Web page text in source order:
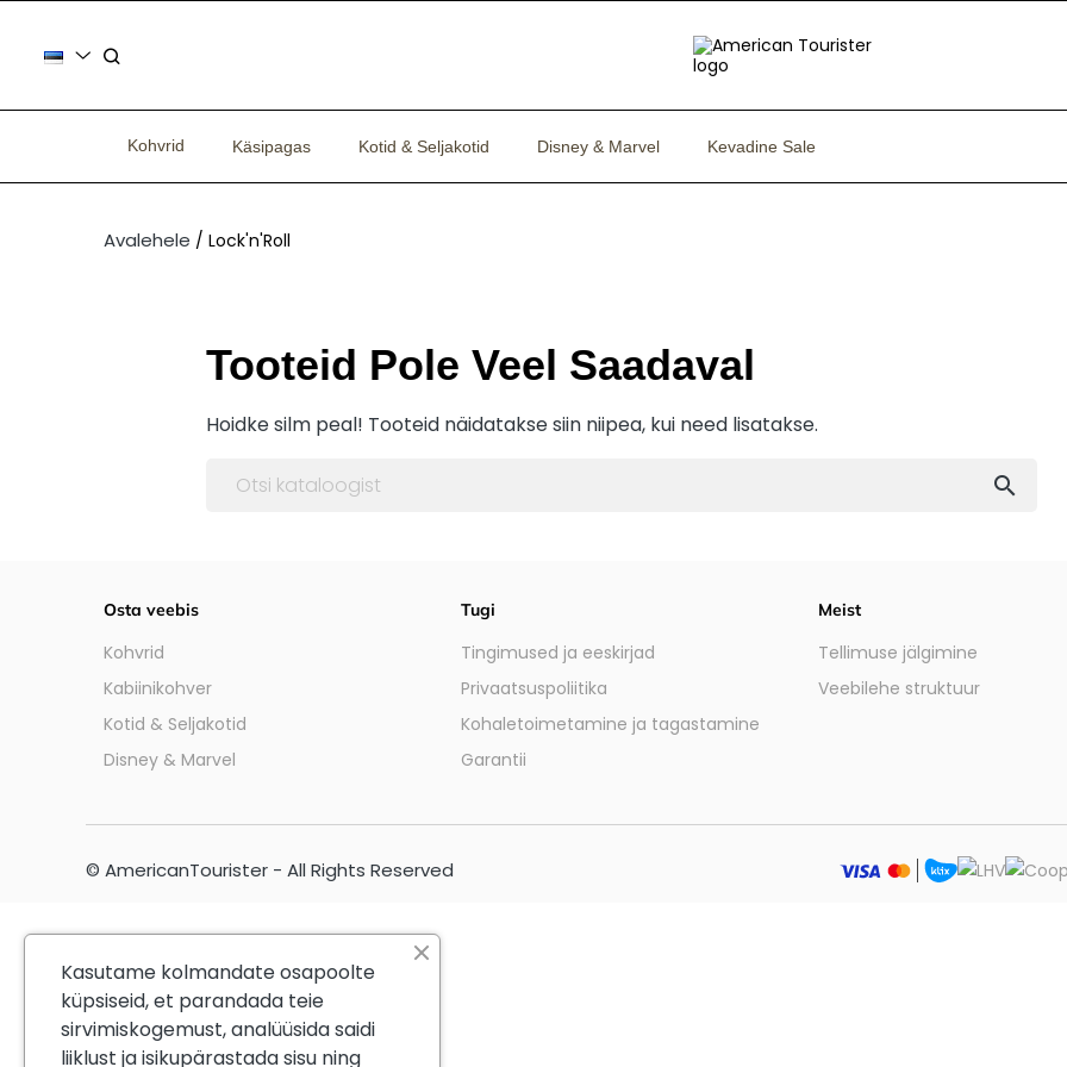
Kohvrid Käsipagas Kotid & Seljakotid Disney & Marvel Kevadine Sale
Avalehele Lock'n'Roll
Tooteid Pole Veel Saadaval
Hoidke silm peal! Tooteid näidatakse siin niipea, kui need lisatakse.

Osta veebis
Kohvrid
Kabiinikohver
Kotid & Seljakotid
Disney & Marvel
Tugi
Tingimused ja eeskirjad
Privaatsuspoliitika
Kohaletoimetamine ja tagastamine
Garantii
Meist
Tellimuse jälgimine
Veebilehe struktuur
© AmericanTourister - All Rights Reserved
Kasutame kolmandate osapoolte
küpsiseid, et parandada teie
sirvimiskogemust, analüüsida saidi
liiklust ja isikupärastada sisu ning